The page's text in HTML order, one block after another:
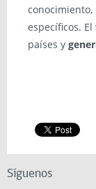
específicos.
países y
Síguenos